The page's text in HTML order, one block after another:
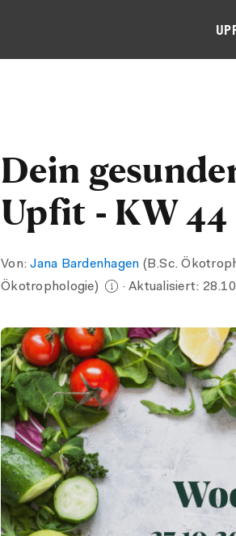
Dein
Upfit - KW 44
Von:Jana Bardenhagen (B.Sc.
Ökotrophologie)
· Aktualisiert: